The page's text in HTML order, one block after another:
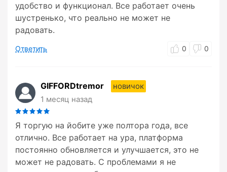
удобство и функционал. Все работает очень
шустренько, что реально не может не
радовать.
Ответить 0 0
GIFFORDtremor
новичок
1 месяц назад
Я торгую на йобите уже полтора года, все
отлично. Все работает на ура, платформа
постоянно обновляется и улучшается, это не
может не радовать. С проблемами я не